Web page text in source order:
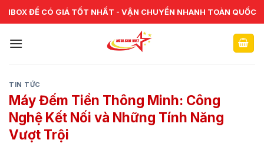
Skip
to
CHUYÊN CUNG CẤP VÀ SỬA CHỮA VẬT TƯ NGÂN HÀNG TOÀN
QUỐC
TIN TỨC
Máy Đếm Tiền Thông Minh: Công
Nghệ Kết Nối và Những Tính Năng
Vượt Trội
IBOX ĐỂ CÓ GIÁ TỐT NHẤT - VẬN CHUYỂN NHANH TOÀN QUỐC